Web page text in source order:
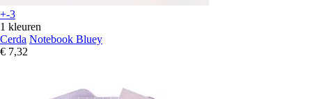
+-3
1 kleuren
Cerda Notebook Bluey
€ 7,32